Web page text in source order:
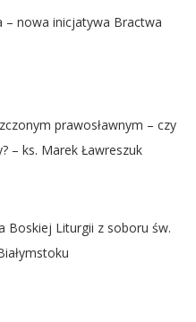
– nowa inicjatywa Bractwa
prawosławnym – czy
– ks. Marek Ławreszuk
Boskiej Liturgii z soboru św.